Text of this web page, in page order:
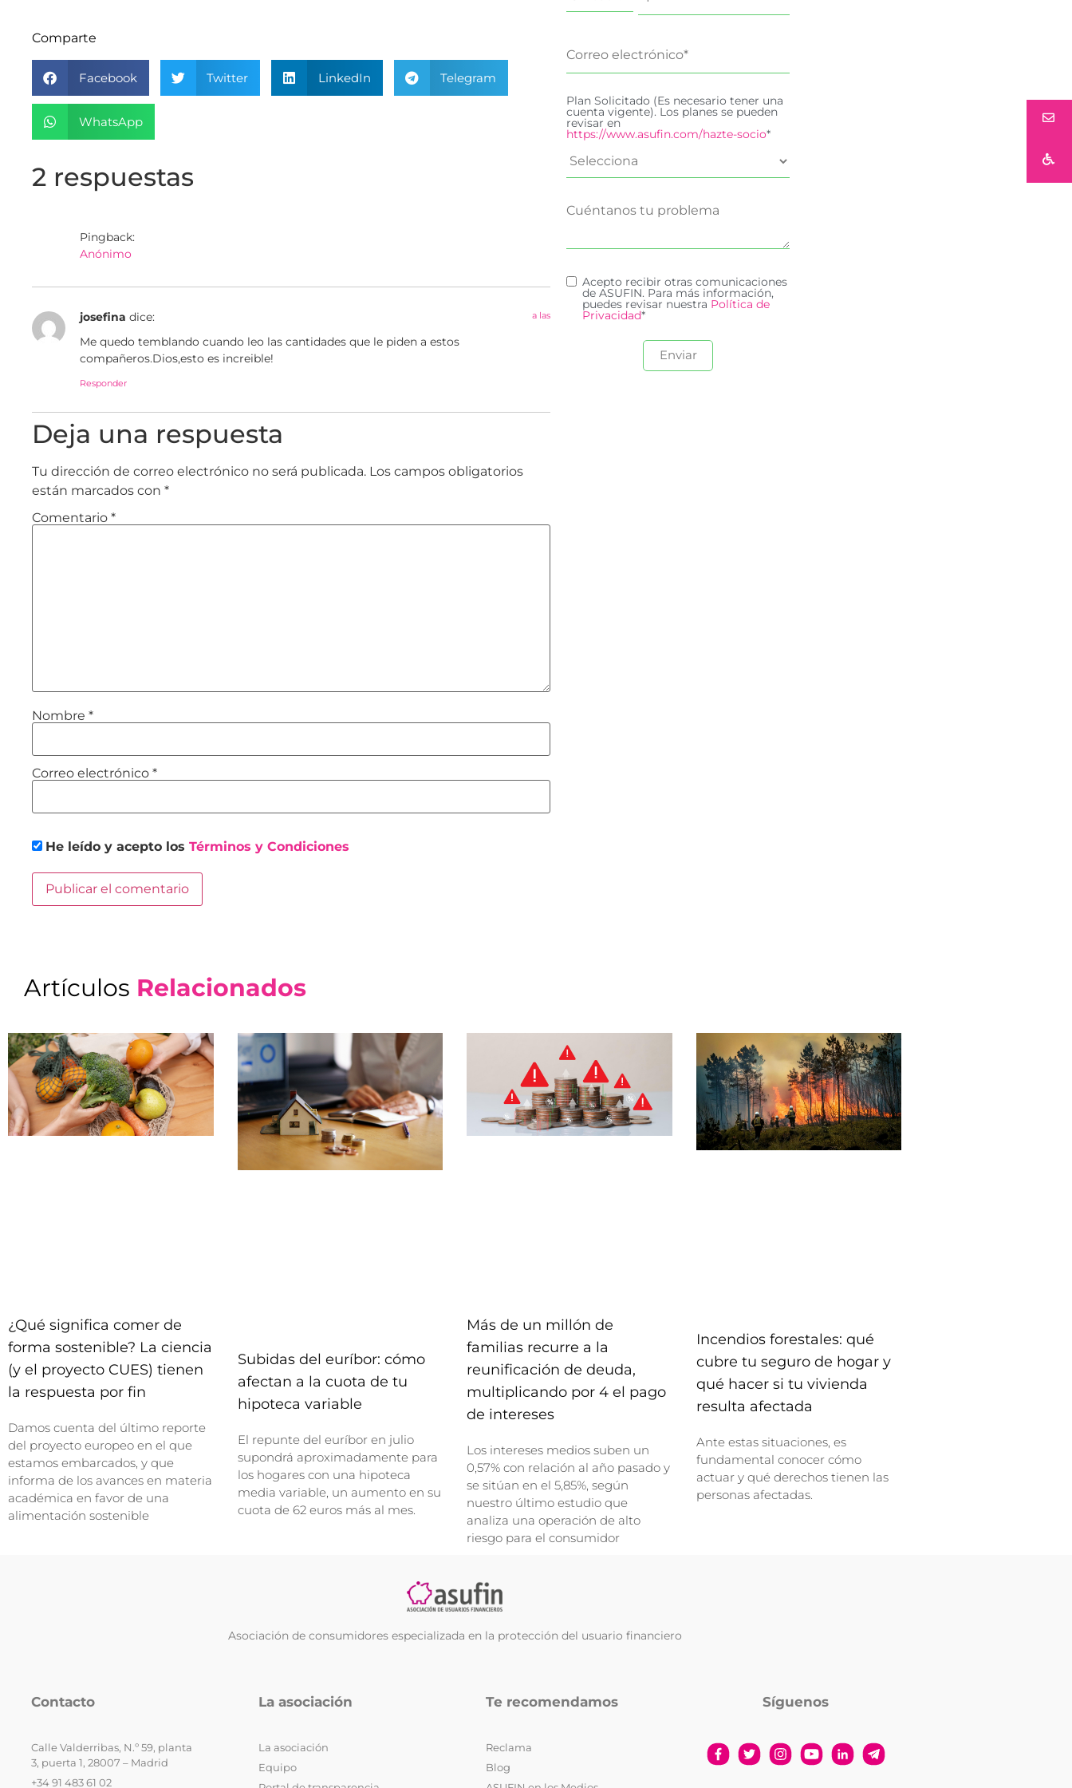
Comparte
Facebook Twitter LinkedIn Telegram
WhatsApp
2 respuestas
Pingback:
Anónimo
josefina dice: a las
Me quedo temblando cuando leo las cantidades que le piden a estos
compañeros.Dios,esto es increible!
Responder
Deja una respuesta
Tu dirección de correo electrónico no será publicada. Los campos obligatorios
están marcados con *
Comentario *
Nombre *
Correo electrónico *
He leído y acepto los Términos y Condiciones
Plan Solicitado (Es necesario tener una
cuenta vigente). Los planes se pueden
revisar en
https://www.asufin.com/hazte-socio*
Acepto recibir otras comunicaciones
de ASUFIN. Para más información,
puedes revisar nuestra Política de
Privacidad*
Artículos Relacionados
¿Qué significa comer de
forma sostenible? La ciencia
(y el proyecto CUES) tienen
la respuesta por fin
Damos cuenta del último reporte
del proyecto europeo en el que
estamos embarcados, y que
informa de los avances en materia
académica en favor de una
alimentación sostenible
Subidas del euríbor: cómo
afectan a la cuota de tu
hipoteca variable
El repunte del euríbor en julio
supondrá aproximadamente para
los hogares con una hipoteca
media variable, un aumento en su
cuota de 62 euros más al mes.
Más de un millón de
familias recurre a la
reunificación de deuda,
multiplicando por 4 el pago
de intereses
Los intereses medios suben un
0,57% con relación al año pasado y
se sitúan en el 5,85%, según
nuestro último estudio que
analiza una operación de alto
riesgo para el consumidor
Incendios forestales: qué
cubre tu seguro de hogar y
qué hacer si tu vivienda
resulta afectada
Ante estas situaciones, es
fundamental conocer cómo
actuar y qué derechos tienen las
personas afectadas.
Asociación de consumidores especializada en la protección del usuario financiero
Contacto
Calle Valderribas, N.º 59, planta
3, puerta 1, 28007 – Madrid
+34 91 483 61 02
La asociación
La asociación
Equipo
Te recomendamos
Reclama
Blog
Síguenos